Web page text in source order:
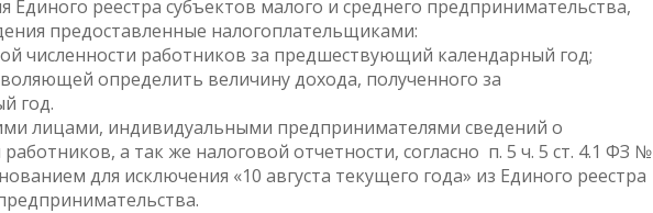
реестра субъектов малого и среднего предпринимательства,
предоставленные налогоплательщиками:
численности работников за предшествующий календарный год;
определить величину дохода, полученного за
год.
лицами, индивидуальными предпринимателями сведений о
а так же налоговой отчетности, согласно п. 5 ч. 5 ст. 4.1 ФЗ №
для исключения «10 августа текущего года» из Единого реестра